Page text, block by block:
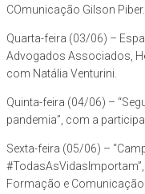
COmunicação Gilson Piber.
Quarta-feira (03/06) –
Advogados Associados,
com Natália Venturini.
Quinta-feira (04/06) –
pandemia”, com a
Sexta-feira (05/06) –
Formação e Comunicação